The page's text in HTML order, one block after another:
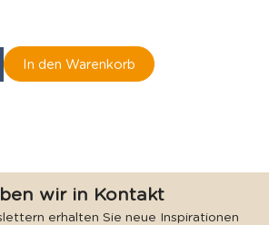
wir in Kontakt
erhalten Sie neue Inspirationen